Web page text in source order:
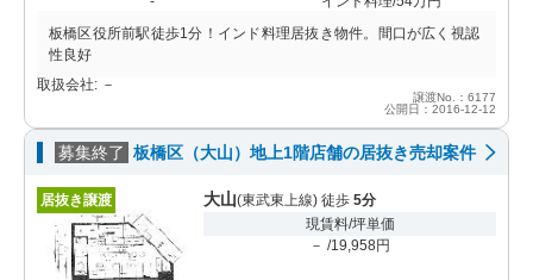
板橋区役所前駅徒歩1分！インド料理居抜き物件。間口が広く視認
性良好
取扱会社: －
譲渡No.：6177
公開日：2016-12-12
募集終了 板橋区（大山）地上1階店舗の居抜き売却案件
居抜き譲渡 大山(東武東上線) 徒歩 5分
現賃料/坪単価
－ /19,958円